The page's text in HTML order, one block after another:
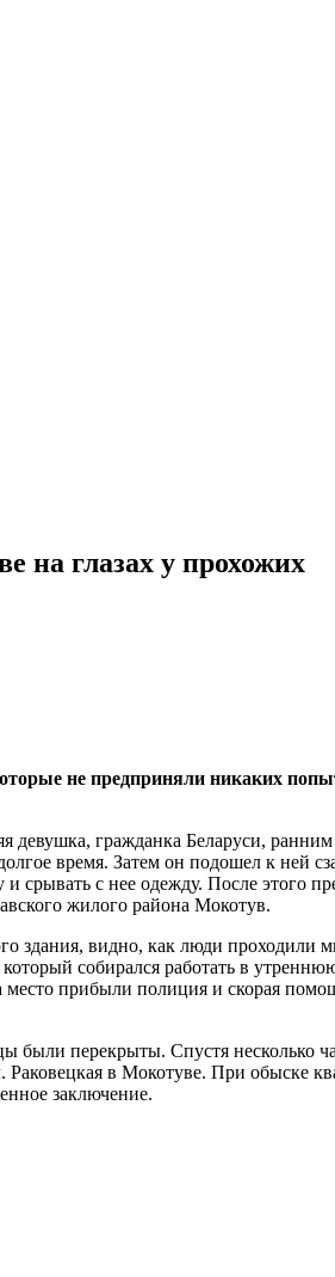
на глазах у прохожих
не предприняли никаких
гражданка Беларуси,
время. Затем он подошел к ней
с нее одежду. После этого
жилого района Мокотув.
здания, видно, как люди проходили
собирался работать в
прибыли полиция и скорая
перекрыты. Спустя несколько
в Мокотуве. При обыске
заключение.